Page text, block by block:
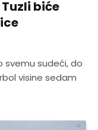
biće
svemu sudeći, do
visine sedam